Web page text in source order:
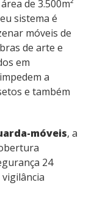
de 3.500m²
sistema é
móveis de
de arte e
em
a
e também
móveis, a
24